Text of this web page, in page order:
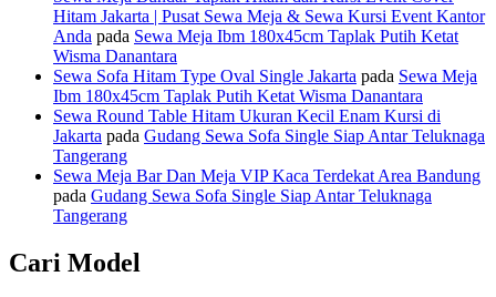
Hitam Jakarta | Pusat Sewa Meja & Sewa Kursi Event Kantor
Anda pada Sewa Meja Ibm 180x45cm Taplak Putih Ketat
Wisma Danantara
Sewa Sofa Hitam Type Oval Single Jakarta pada Sewa Meja
Ibm 180x45cm Taplak Putih Ketat Wisma Danantara
Sewa Round Table Hitam Ukuran Kecil Enam Kursi di
Jakarta pada Gudang Sewa Sofa Single Siap Antar Teluknaga
Tangerang
Sewa Meja Bar Dan Meja VIP Kaca Terdekat Area Bandung
pada Gudang Sewa Sofa Single Siap Antar Teluknaga
Tangerang
Cari Model